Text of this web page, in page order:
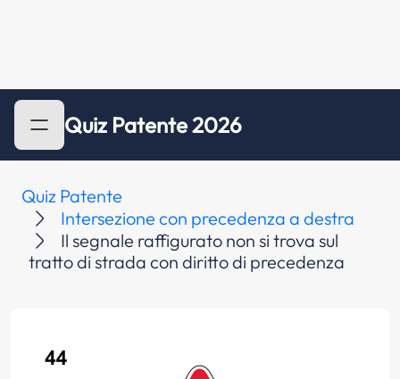
Quiz Patente 2026
Quiz Patente
Intersezione con precedenza a destra
Il segnale raffigurato non si trova sul
tratto di strada con diritto di precedenza